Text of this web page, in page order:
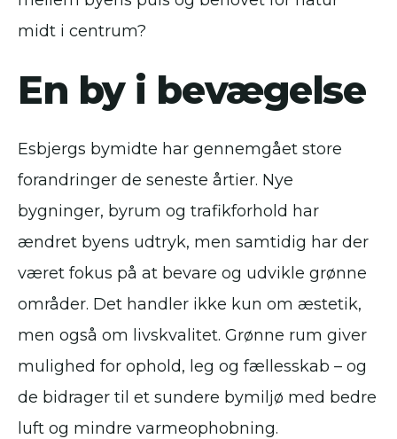
midt i centrum?
En by i bevægelse
Esbjergs bymidte har gennemgået store
forandringer de seneste årtier. Nye
bygninger, byrum og trafikforhold har
ændret byens udtryk, men samtidig har der
været fokus på at bevare og udvikle grønne
områder. Det handler ikke kun om æstetik,
men også om livskvalitet. Grønne rum giver
mulighed for ophold, leg og fællesskab – og
de bidrager til et sundere bymiljø med bedre
luft og mindre varmeophobning.